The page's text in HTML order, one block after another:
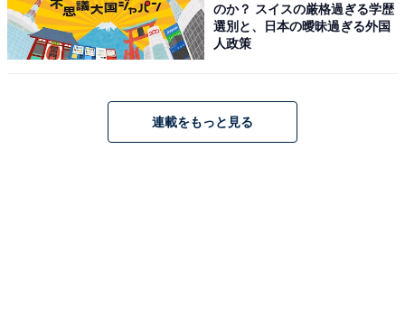
回答者からは「口が堅そうで、秘密や悩み事を漏らさず
に聞いてくれそうだから。明るくて楽しそうだから（29
歳女性）」など、ギャルならではのぶっちゃけトークを
う考えで人を否定することをしないから。一緒に楽しん
のか？ スイスの厳格過ぎる学歴
選別と、日本の曖昧過ぎる外国
人政策
連載をもっと見る